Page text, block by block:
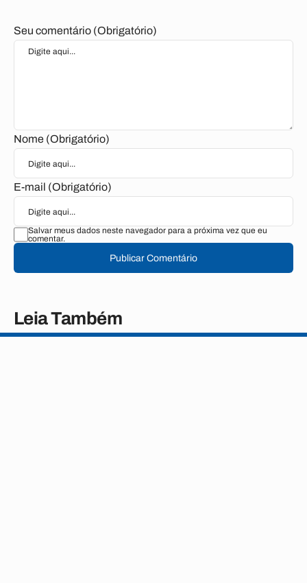
Seu comentário (Obrigatório)
Nome (Obrigatório)
E-mail (Obrigatório)
Salvar meus dados neste navegador para a próxima vez que eu
comentar.
Publicar Comentário
Leia Também